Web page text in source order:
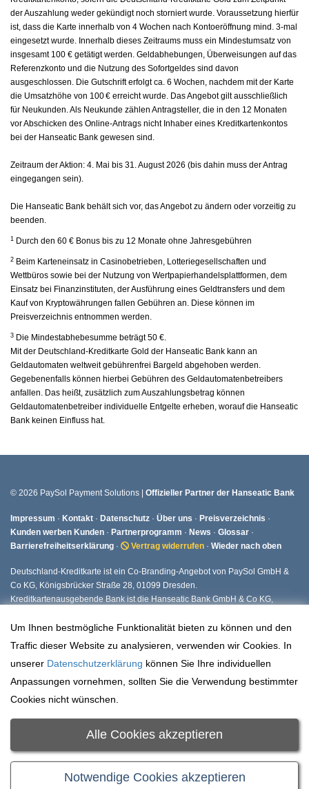
Um Ihnen bestmögliche Funktionalität bieten zu können und den
Traffic dieser Website zu analysieren, verwenden wir Cookies. In
unserer Datenschutzerklärung können Sie Ihre individuellen
Anpassungen vornehmen, sollten Sie die Verwendung bestimmter
Cookies nicht wünschen.
Alle Cookies akzeptieren
Notwendige Cookies akzeptieren
der Auszahlung weder gekündigt noch storniert wurde. Voraussetzung hierfür
ist, dass die Karte innerhalb von 4 Wochen nach Kontoeröffnung mind. 3-mal
eingesetzt wurde. Innerhalb dieses Zeitraums muss ein Mindestumsatz von
insgesamt 100 € getätigt werden. Geldabhebungen, Überweisungen auf das
Referenzkonto und die Nutzung des Sofortgeldes sind davon
ausgeschlossen. Die Gutschrift erfolgt ca. 6 Wochen, nachdem mit der Karte
die Umsatzhöhe von 100 € erreicht wurde. Das Angebot gilt ausschließlich
für Neukunden. Als Neukunde zählen Antragsteller, die in den 12 Monaten
vor Abschicken des Online-Antrags nicht Inhaber eines Kreditkartenkontos
bei der Hanseatic Bank gewesen sind.
Zeitraum der Aktion: 4. Mai bis 31. August 2026 (bis dahin muss der Antrag
eingegangen sein).
Die Hanseatic Bank behält sich vor, das Angebot zu ändern oder vorzeitig zu
beenden.
1 Durch den 60 € Bonus bis zu 12 Monate ohne Jahresgebühren
2 Beim Karteneinsatz in Casinobetrieben, Lotteriegesellschaften und
Wettbüros sowie bei der Nutzung von Wertpapierhandelsplattformen, dem
Einsatz bei Finanzinstituten, der Ausführung eines Geldtransfers und dem
Kauf von Kryptowährungen fallen Gebühren an. Diese können im
Preisverzeichnis entnommen werden.
3 Die Mindestabhebesumme beträgt 50 €.
Mit der Deutschland-Kreditkarte Gold der Hanseatic Bank kann an
Geldautomaten weltweit gebührenfrei Bargeld abgehoben werden.
Gegebenenfalls können hierbei Gebühren des Geldautomatenbetreibers
anfallen. Das heißt, zusätzlich zum Auszahlungsbetrag können
Geldautomatenbetreiber individuelle Entgelte erheben, worauf die Hanseatic
Bank keinen Einfluss hat.
© 2026 PaySol Payment Solutions | Offizieller Partner der Hanseatic Bank
Impressum · Kontakt · Datenschutz · Über uns · Preisverzeichnis ·
Kunden werben Kunden · Partnerprogramm · News · Glossar ·
Barrierefreiheitserklärung · Vertrag widerrufen · Wieder nach oben
Deutschland-Kreditkarte ist ein Co-Branding-Angebot von PaySol GmbH &
Co KG, Königsbrücker Straße 28, 01099 Dresden.
Kreditkartenausgebende Bank ist die Hanseatic Bank GmbH & Co KG,